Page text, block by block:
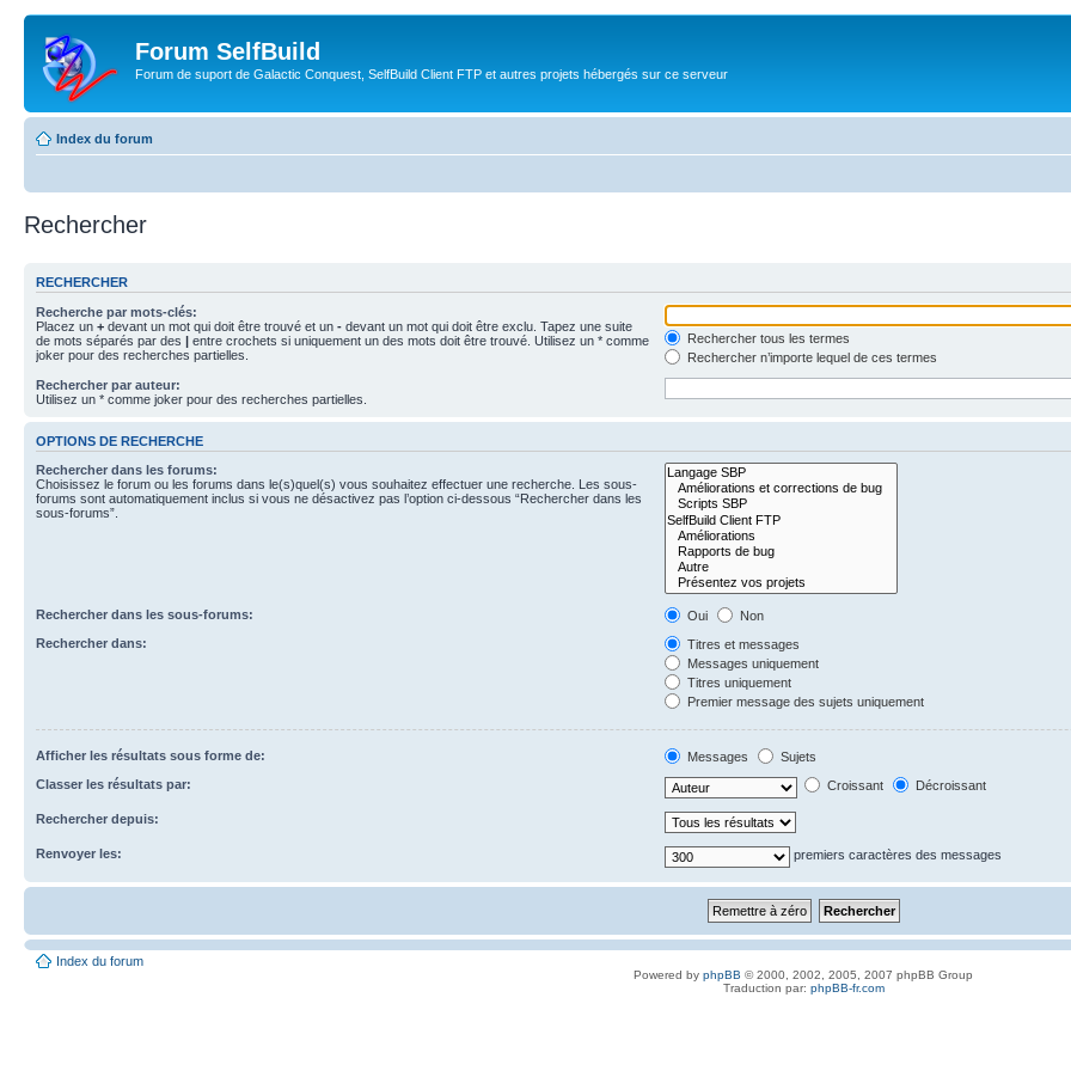
Forum SelfBuild
Forum de suport de Galactic Conquest, SelfBuild Client FTP et autres projets hébergés sur ce serveur
Index du forum
Rechercher
RECHERCHER
Recherche par mots-clés:
Placez un + devant un mot qui doit être trouvé et un - devant un mot qui doit être exclu. Tapez une suite
de mots séparés par des | entre crochets si uniquement un des mots doit être trouvé. Utilisez un * comme
joker pour des recherches partielles.
Rechercher tous les termes
Rechercher n’importe lequel de ces termes
Rechercher par auteur:
Utilisez un * comme joker pour des recherches partielles.
OPTIONS DE RECHERCHE
Rechercher dans les forums:
Choisissez le forum ou les forums dans le(s)quel(s) vous souhaitez effectuer une recherche. Les sous-
forums sont automatiquement inclus si vous ne désactivez pas l’option ci-dessous “Rechercher dans les
sous-forums”.
Rechercher dans les sous-forums: Oui
Non
Rechercher dans:
Titres et messages
Messages uniquement
Titres uniquement
Premier message des sujets uniquement
Afficher les résultats sous forme de: Messages
Sujets
Classer les résultats par:
Croissant Décroissant
Rechercher depuis:
Renvoyer les: premiers caractères des messages
Index du forum
Powered by phpBB © 2000, 2002, 2005, 2007 phpBB Group
Traduction par: phpBB-fr.com